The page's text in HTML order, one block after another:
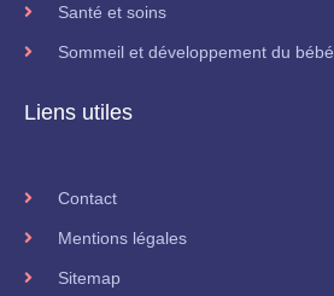
Santé et soins
Sommeil et développement du bébé
Liens utiles
Contact
Mentions légales
Sitemap